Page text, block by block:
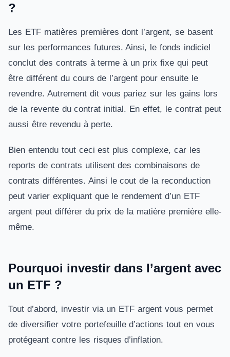
?
Les ETF matières premières dont l’argent, se basent
sur les performances futures. Ainsi, le fonds indiciel
conclut des contrats à terme à un prix fixe qui peut
être différent du cours de l’argent pour ensuite le
revendre. Autrement dit vous pariez sur les gains lors
de la revente du contrat initial. En effet, le contrat peut
aussi être revendu à perte.
Bien entendu tout ceci est plus complexe, car les
reports de contrats utilisent des combinaisons de
contrats différentes. Ainsi le cout de la reconduction
peut varier expliquant que le rendement d’un ETF
argent peut différer du prix de la matière première elle-
même.
Pourquoi investir dans l’argent avec
un ETF ?
Tout d’abord, investir via un ETF argent vous permet
de diversifier votre portefeuille d’actions tout en vous
protégeant contre les risques d’inflation.